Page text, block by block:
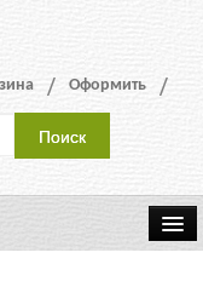
Оформить